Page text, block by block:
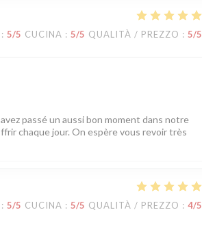
: 5/5 CUCINA : 5/5 QUALITÀ / PREZZO : 5/5
passé un aussi bon moment dans notre
chaque jour. On espère vous revoir très
: 5/5 CUCINA : 5/5 QUALITÀ / PREZZO : 4/5